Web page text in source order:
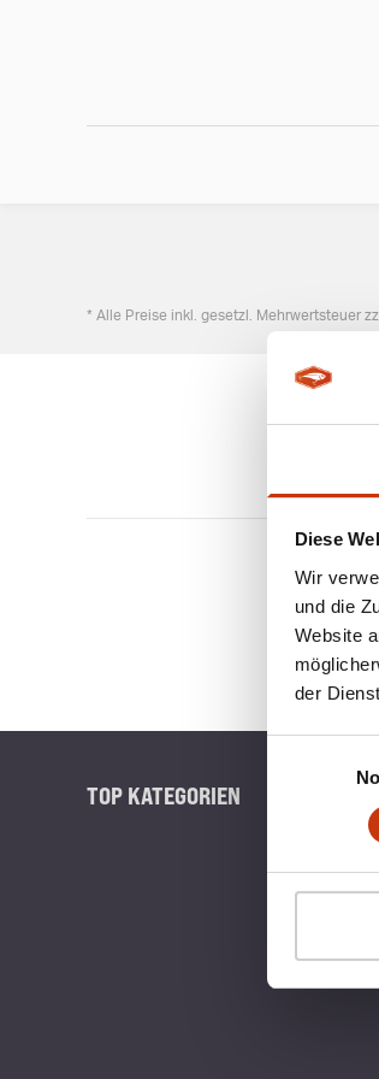
Diese
Wir
und die
Website
der
* Alle Preise inkl. gesetzl. Mehrwertsteuer
TOP KATEGORIEN